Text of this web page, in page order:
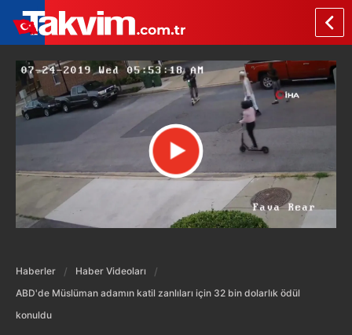
Haberler
Haber Videoları
ABD'de Müslüman adamın katil zanlıları için 32 bin dolarlık ödül
konuldu